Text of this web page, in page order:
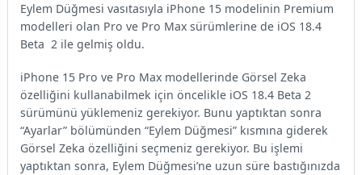
Eylem Düğmesi vasıtasıyla iPhone 15 modelinin Premium
modelleri olan Pro ve Pro Max sürümlerine de iOS 18.4
Beta 2 ile gelmiş oldu.
iPhone 15 Pro ve Pro Max modellerinde Görsel Zeka
özelliğini kullanabilmek için öncelikle iOS 18.4 Beta 2
sürümünü yüklemeniz gerekiyor. Bunu yaptıktan sonra
“Ayarlar” bölümünden “Eylem Düğmesi” kısmına giderek
Görsel Zeka özelliğini seçmeniz gerekiyor. Bu işlemi
yaptıktan sonra, Eylem Düğmesi’ne uzun süre bastığınızda